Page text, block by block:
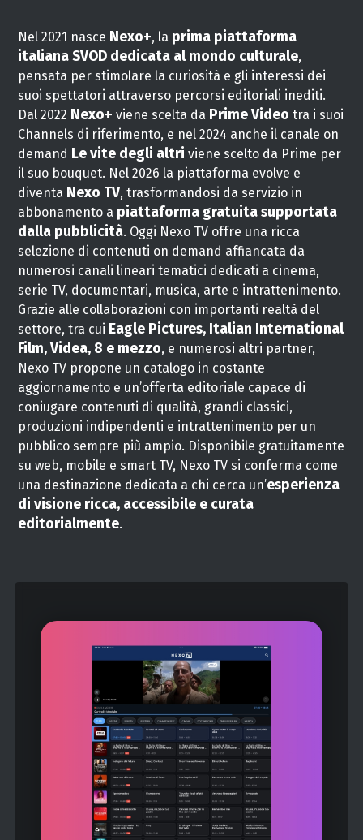
Nel 2021 nasce Nexo+, la prima piattaforma
italiana SVOD dedicata al mondo culturale,
pensata per stimolare la curiosità e gli interessi dei
suoi spettatori attraverso percorsi editoriali inediti.
Dal 2022 Nexo+ viene scelta da Prime Video tra i suoi
Channels di riferimento, e nel 2024 anche il canale on
demand Le vite degli altri viene scelto da Prime per
il suo bouquet. Nel 2026 la piattaforma evolve e
diventa Nexo TV, trasformandosi da servizio in
abbonamento a piattaforma gratuita supportata
dalla pubblicità. Oggi Nexo TV offre una ricca
selezione di contenuti on demand affiancata da
numerosi canali lineari tematici dedicati a cinema,
serie TV, documentari, musica, arte e intrattenimento.
Grazie alle collaborazioni con importanti realtà del
settore, tra cui Eagle Pictures, Italian International
Film, Videa, 8 e mezzo, e numerosi altri partner,
Nexo TV propone un catalogo in costante
aggiornamento e un’offerta editoriale capace di
coniugare contenuti di qualità, grandi classici,
produzioni indipendenti e intrattenimento per un
pubblico sempre più ampio. Disponibile gratuitamente
su web, mobile e smart TV, Nexo TV si conferma come
una destinazione dedicata a chi cerca un’esperienza
di visione ricca, accessibile e curata
editorialmente.